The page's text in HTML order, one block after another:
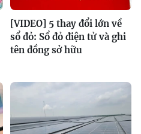
[VIDEO] 5 thay đổi lớn về
sổ đỏ: Sổ đỏ điện tử và ghi
tên đồng sở hữu